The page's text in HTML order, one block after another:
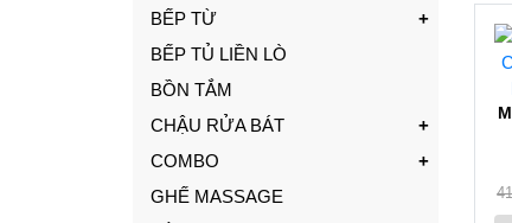
BẾP TỪ
BẾP TỦ LIỀN LÒ
BỒN TẮM
CHẬU RỬA BÁT
COMBO
GHẾ MASSAGE